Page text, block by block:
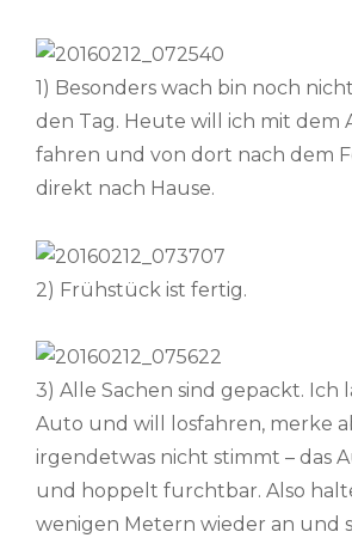
1) Besonders wach bin noch
den Tag. Heute will ich mit dem
fahren und von dort nach dem
direkt nach Hause.
2) Frühstück ist fertig.
3) Alle Sachen sind gepackt. Ich
Auto und will losfahren, merke
irgendetwas nicht stimmt – das
und hoppelt furchtbar. Also
wenigen Metern wieder an und